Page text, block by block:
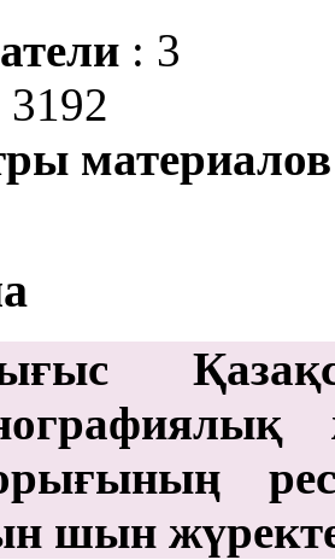
: 3
3192
материалов
шын